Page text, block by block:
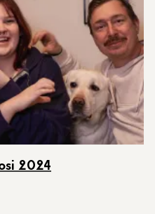
2024